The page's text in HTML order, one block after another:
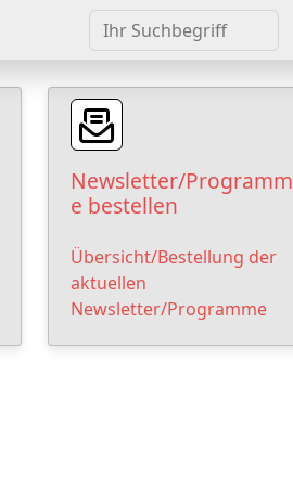
Newsletter/Programm
e bestellen
Übersicht/Bestellung der
aktuellen
Newsletter/Programme